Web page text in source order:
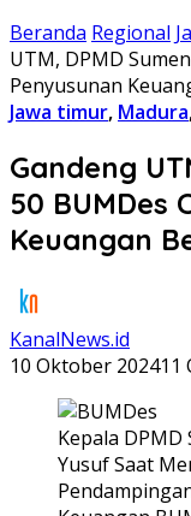
Beranda Regional
UTM, DPMD
Penyusunan
Jawa timur, Madura
Gandeng
50 BUMDes
Keuangan
KanalNews.id
10 Oktober 202411
Kepala
Yusuf Saat